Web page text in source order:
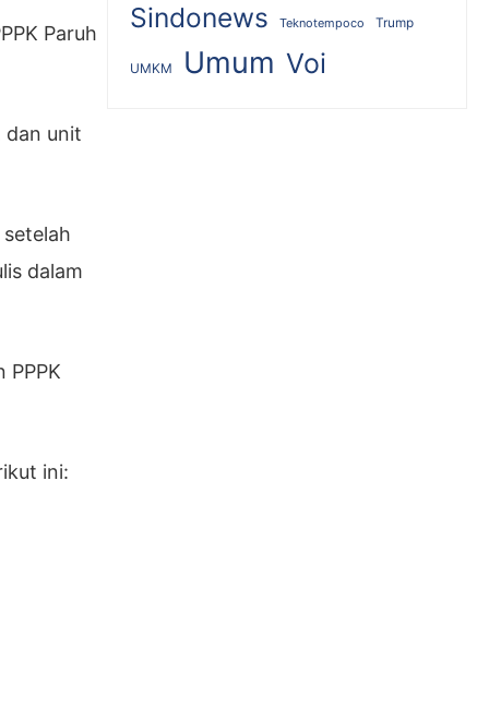
Paruh
dan unit
dalam
PPPK
ini:
Sindonews Teknotempoco Trump
UMKM Umum Voi